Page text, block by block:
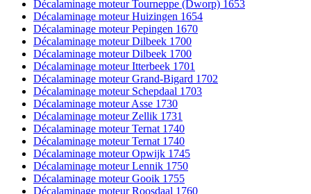
Décalaminage moteur Tourneppe (Dworp) 1653
Décalaminage moteur Huizingen 1654
Décalaminage moteur Pepingen 1670
Décalaminage moteur Dilbeek 1700
Décalaminage moteur Dilbeek 1700
Décalaminage moteur Itterbeek 1701
Décalaminage moteur Grand-Bigard 1702
Décalaminage moteur Schepdaal 1703
Décalaminage moteur Asse 1730
Décalaminage moteur Zellik 1731
Décalaminage moteur Ternat 1740
Décalaminage moteur Ternat 1740
Décalaminage moteur Opwijk 1745
Décalaminage moteur Lennik 1750
Décalaminage moteur Gooik 1755
Décalaminage moteur Roosdaal 1760